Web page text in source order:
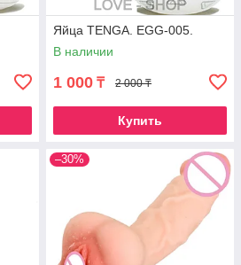
Яйца TENGA. EGG-005.
В наличии
1 000 ₸ 2 000 ₸
Купить
–30%